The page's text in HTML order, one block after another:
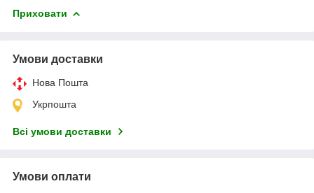
Приховати
Умови доставки
Нова Пошта
Укрпошта
Всі умови доставки
Умови оплати